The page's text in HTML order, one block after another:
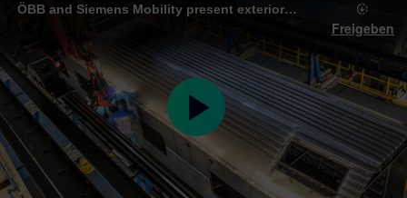
ÖBB and Siemens Mobility present exterior design of the new Nightjet
Freigeben
Play